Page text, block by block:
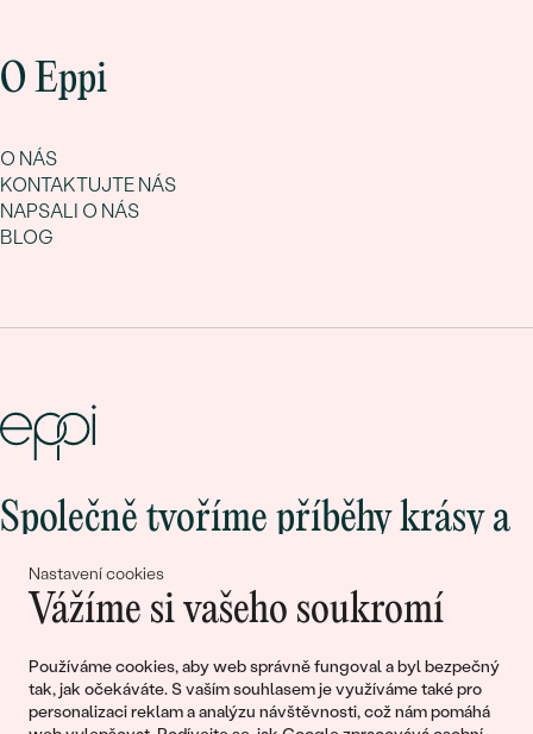
Nastavení cookies
Vážíme si vašeho soukromí
Používáme cookies, aby web správně fungoval a byl bezpečný
tak, jak očekáváte. S vaším souhlasem je využíváme také pro
personalizaci reklam a analýzu návštěvnosti, což nám pomáhá
O Eppi
O NÁS
KONTAKTUJTE NÁS
NAPSALI O NÁS
BLOG
Společně tvoříme příběhy krásy a
lásky
Připojte se k nám!